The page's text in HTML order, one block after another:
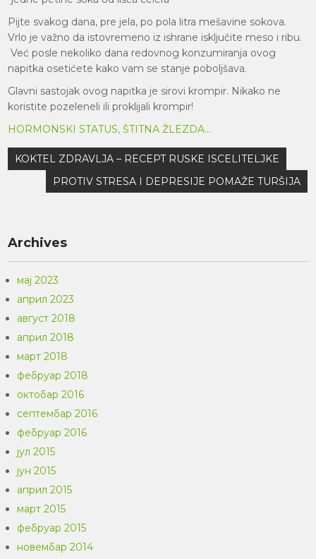
Pijte svakog dana, pre jela, po pola litra mešavine sokova.
Vrlo je važno da istovremeno iz ishrane isključite meso i ribu.
Već posle nekoliko dana redovnog konzumiranja ovog
napitka osetićete kako vam se stanje poboljšava.
Glavni sastojak ovog napitka je sirovi krompir. Nikako ne
koristite pozeleneli ili proklijali krompir!
HORMONSKI STATUS, ŠTITNA ŽLEZDA...
Кретање
чланка
KOKTEL ZDRAVLJA – RECEPT RUSKE ISCELITELJKE
PROTIV STRESA I DEPRESIJE POMAŽE TURŠIJA
Archives
мај 2023
април 2023
август 2018
април 2018
март 2018
фебруар 2018
октобар 2016
септембар 2016
фебруар 2016
јул 2015
јун 2015
април 2015
март 2015
фебруар 2015
новембар 2014